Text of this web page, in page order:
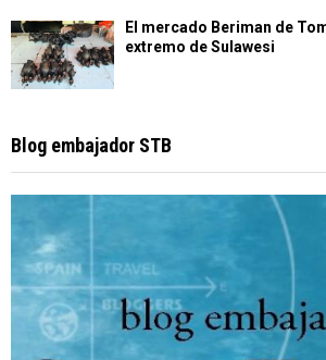
El mercado Beriman de
extremo de Sulawesi
Blog embajador STB